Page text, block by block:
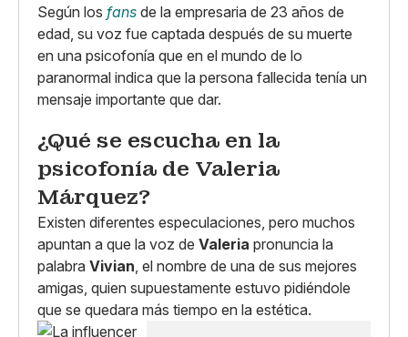
Según los fans de la empresaria de 23 años de
edad, su voz fue captada después de su muerte
en una psicofonía que en el mundo de lo
paranormal indica que la persona fallecida tenía un
mensaje importante que dar.
¿Qué se escucha en la
psicofonía de Valeria
Márquez?
Existen diferentes especulaciones, pero muchos
apuntan a que la voz de Valeria pronuncia la
palabra Vivian , el nombre de una de sus mejores
amigas, quien supuestamente estuvo pidiéndole
que se quedara más tiempo en la estética.